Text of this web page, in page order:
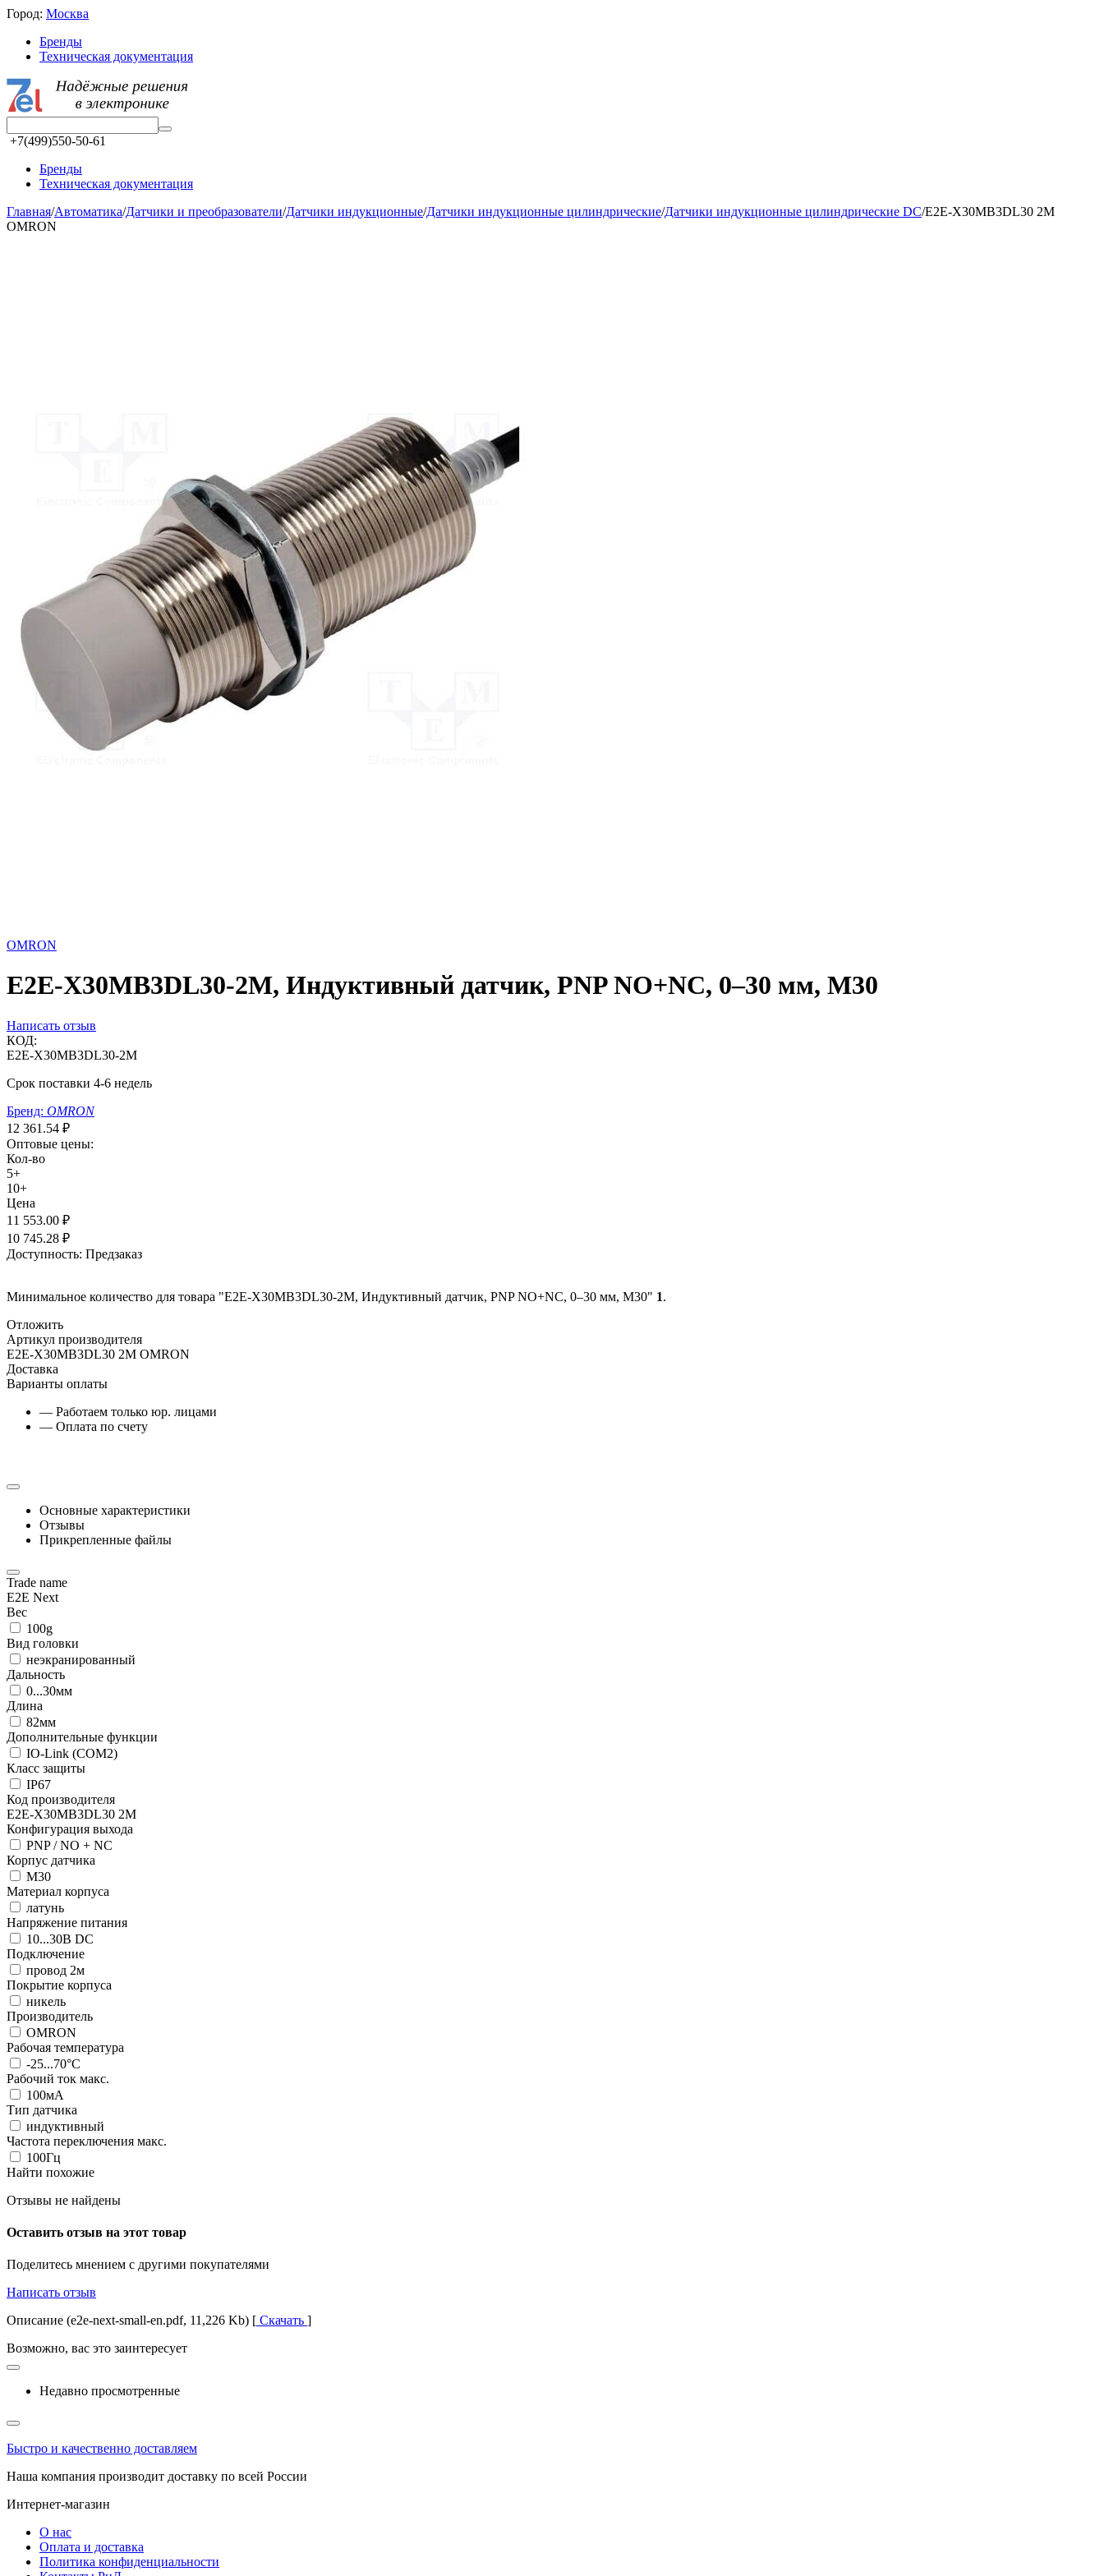
Город: Москва
Бренды
Техническая документация
+7(499)550-50-61
Бренды
Техническая документация
Главная/Автоматика/Датчики и преобразователи/Датчики индукционные/Датчики индукционные цилиндрические/Датчики индукционные цилиндрические DC/E2E-X30MB3DL30 2M
OMRON
OMRON
E2E-X30MB3DL30-2M, Индуктивный датчик, PNP NO+NC, 0–30 мм, М30
Написать отзыв
КОД:
E2E-X30MB3DL30-2M
Срок поставки 4-6 недель
Бренд: OMRON
12 361.54 ₽
Оптовые цены:
Кол-во
5+
10+
Цена
11 553.00 ₽
10 745.28 ₽
Доступность: Предзаказ
Минимальное количество для товара "E2E-X30MB3DL30-2M, Индуктивный датчик, PNP NO+NC, 0–30 мм, М30" 1.
Отложить
Артикул производителя
E2E-X30MB3DL30 2M OMRON
Доставка
Варианты оплаты
— Работаем только юр. лицами
— Оплата по счету
Основные характеристики
Отзывы
Прикрепленные файлы
Trade name
E2E Next
Вес
100g
Вид головки
неэкранированный
Дальность
0...30мм
Длина
82мм
Дополнительные функции
IO-Link (COM2)
Класс защиты
IP67
Код производителя
E2E-X30MB3DL30 2M
Конфигурация выхода
PNP / NO + NC
Корпус датчика
М30
Материал корпуса
латунь
Напряжение питания
10...30В DC
Подключение
провод 2м
Покрытие корпуса
никель
Производитель
OMRON
Рабочая температура
-25...70°C
Рабочий ток макс.
100мА
Тип датчика
индуктивный
Частота переключения макс.
100Гц
Найти похожие
Отзывы не найдены
Оставить отзыв на этот товар
Поделитесь мнением с другими покупателями
Написать отзыв
Описание (e2e-next-small-en.pdf, 11,226 Kb) [ Скачать ]
Возможно, вас это заинтересует
Недавно просмотренные
Быстро и качественно доставляем
Наша компания производит доставку по всей России
Интернет-магазин
О нас
Оплата и доставка
Политика конфиденциальности